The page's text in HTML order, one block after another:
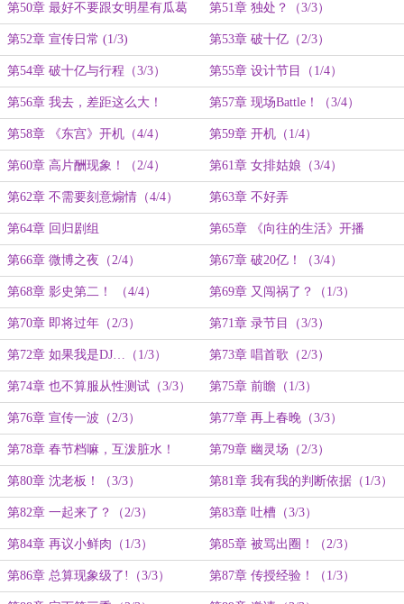
第50章 最好不要跟女明星有瓜葛
（2/3）
第51章 独处？（3/3）
第52章 宣传日常 (1/3) 第53章 破十亿（2/3）
第54章 破十亿与行程（3/3） 第55章 设计节目（1/4）
第56章 我去，差距这么大！
（2/4）
第57章 现场Battle！（3/4）
第58章 《东宫》开机（4/4） 第59章 开机（1/4）
第60章 高片酬现象！（2/4） 第61章 女排姑娘（3/4）
第62章 不需要刻意煽情（4/4） 第63章 不好弄
第64章 回归剧组 第65章 《向往的生活》开播
（1/4）
第66章 微博之夜（2/4） 第67章 破20亿！（3/4）
第68章 影史第二！ （4/4） 第69章 又闯祸了？（1/3）
第70章 即将过年（2/3） 第71章 录节目（3/3）
第72章 如果我是DJ…（1/3） 第73章 唱首歌（2/3）
第74章 也不算服从性测试（3/3） 第75章 前瞻（1/3）
第76章 宣传一波（2/3） 第77章 再上春晚（3/3）
第78章 春节档嘛，互泼脏水！
（1/3）
第79章 幽灵场（2/3）
第80章 沈老板！（3/3） 第81章 我有我的判断依据（1/3）
第82章 一起来了？（2/3） 第83章 吐槽（3/3）
第84章 再议小鲜肉（1/3） 第85章 被骂出圈！（2/3）
第86章 总算现象级了!（3/3） 第87章 传授经验！（1/3）